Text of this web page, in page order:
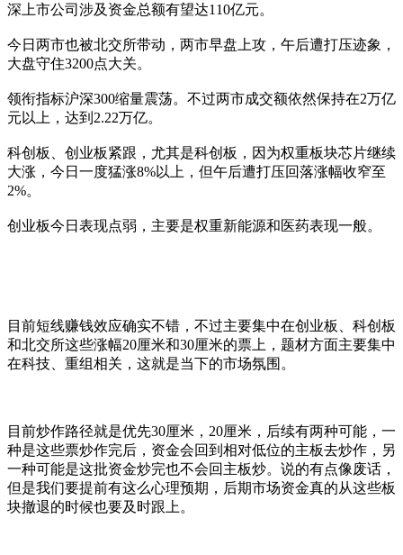
深上市公司涉及资金总额有望达110亿元。
今日两市也被北交所带动，两市早盘上攻，午后遭打压迹象，
大盘守住3200点大关。
领衔指标沪深300缩量震荡。不过两市成交额依然保持在2万亿
元以上，达到2.22万亿。
科创板、创业板紧跟，尤其是科创板，因为权重板块芯片继续
大涨，今日一度猛涨8%以上，但午后遭打压回落涨幅收窄至
2%。
创业板今日表现点弱，主要是权重新能源和医药表现一般。
目前短线赚钱效应确实不错，不过主要集中在创业板、科创板
和北交所这些涨幅20厘米和30厘米的票上，题材方面主要集中
在科技、重组相关，这就是当下的市场氛围。
目前炒作路径就是优先30厘米，20厘米，后续有两种可能，一
种是这些票炒作完后，资金会回到相对低位的主板去炒作，另
一种可能是这批资金炒完也不会回主板炒。说的有点像废话，
但是我们要提前有这么心理预期，后期市场资金真的从这些板
块撤退的时候也要及时跟上。